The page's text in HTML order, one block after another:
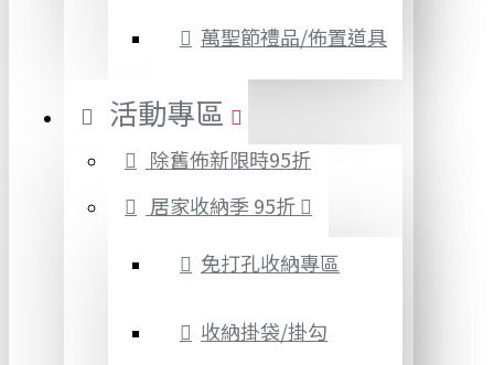
萬聖節禮品/佈置道具
活動專區
除舊佈新限時95折
居家收納季 95折
免打孔收納專區
收納掛袋/掛勾